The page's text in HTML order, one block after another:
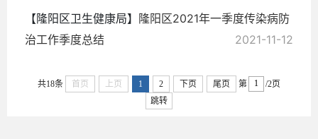
【隆阳区卫生健康局】 隆阳区2021年一季度传染病防
治工作季度总结
2021-11-12
共18条 首页 上页 1 2 下页 尾页 第
/2页
跳转